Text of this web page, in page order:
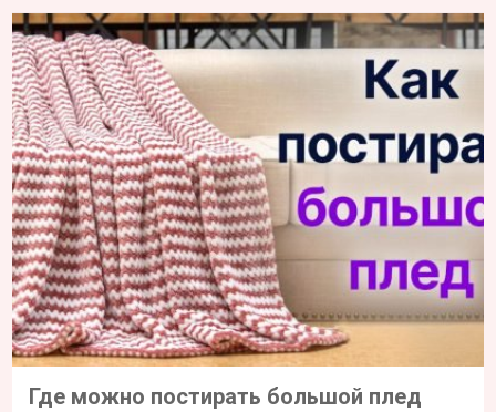
Где можно постирать большой плед